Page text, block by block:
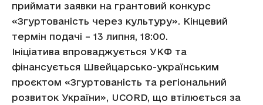
приймати заявки на грантовий конкурс
«Згуртованість через культуру». Кінцевий
термін подачі – 13 липня, 18:00.
Ініціатива впроваджується УКФ та
фінансується Швейцарсько-українським
проєктом «Згуртованість та регіональний
розвиток України», UCORD, що втілюється за